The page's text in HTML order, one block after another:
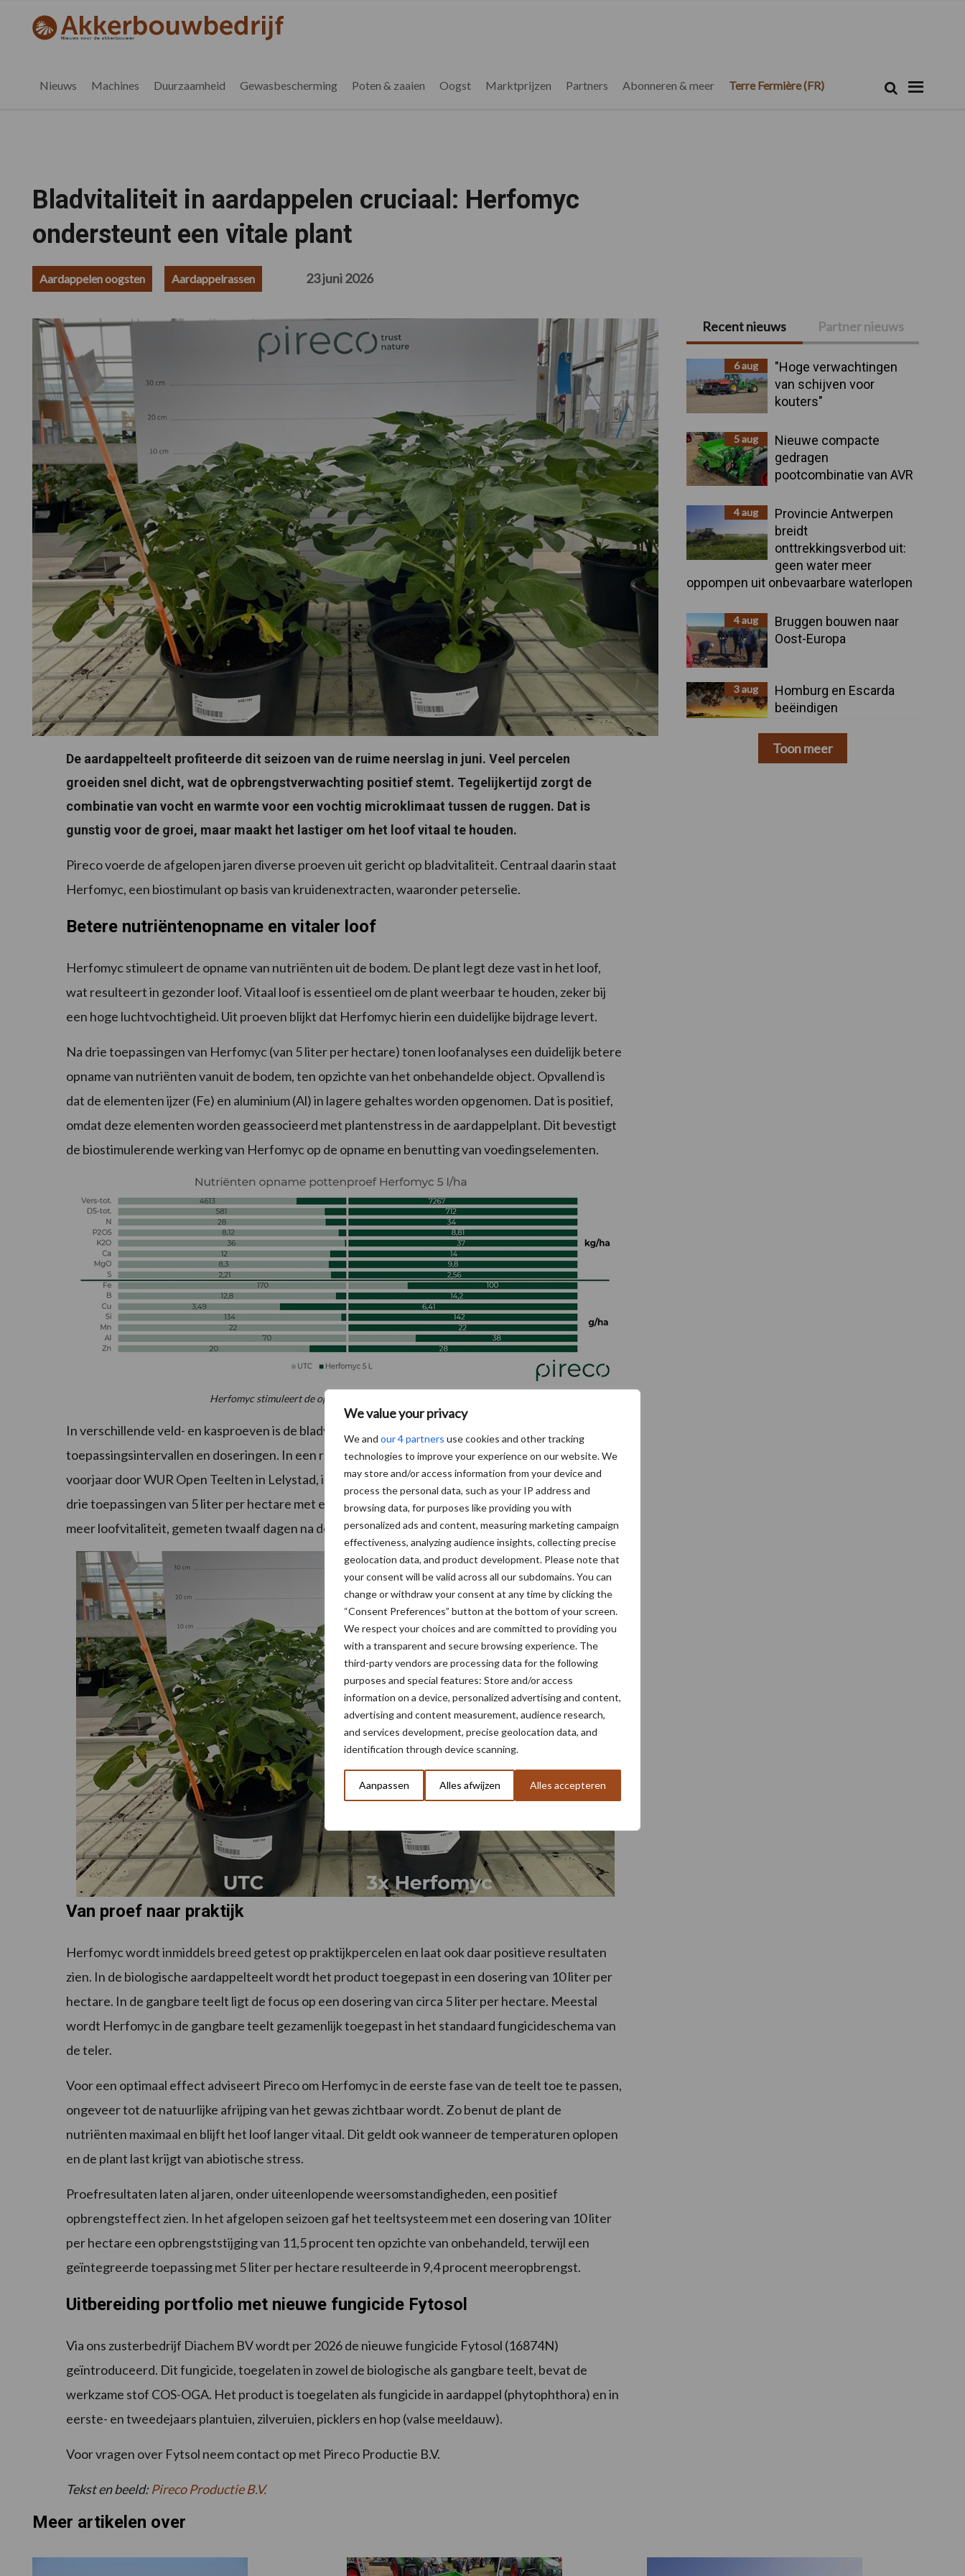
We value your privacy
We and our 4 partners use cookies and other tracking
technologies to improve your experience on our website. We
may store and/or access information from your device and
process the personal data, such as your IP address and
browsing data, for purposes like providing you with
personalized ads and content, measuring marketing campaign
effectiveness, analyzing audience insights, collecting precise
geolocation data, and product development. Please note that
your consent will be valid across all our subdomains. You can
change or withdraw your consent at any time by clicking the
“Consent Preferences” button at the bottom of your screen.
We respect your choices and are committed to providing you
with a transparent and secure browsing experience. The
third-party vendors are processing data for the following
purposes and special features: Store and/or access
information on a device, personalized advertising and content,
advertising and content measurement, audience research,
and services development, precise geolocation data, and
identification through device scanning.
Aanpassen Alles afwijzen Alles accepteren
hoofdnavigatie
eerste
voettekst
akkerbouwbedrijf.be
Nieuws
Nieuws Machines Duurzaamheid Gewasbescherming Poten & zaaien Oogst Marktprijzen Partners Abonneren & meer Terre Fermière (FR) Zoek
Bladvitaliteit in aardappelen cruciaal: Herfomyc
ondersteunt een vitale plant
Aardappelen oogsten Aardappelrassen 23 juni 2026
De aardappelteelt profiteerde dit seizoen van de ruime neerslag in juni. Veel percelen
groeiden snel dicht, wat de opbrengstverwachting positief stemt. Tegelijkertijd zorgt de
combinatie van vocht en warmte voor een vochtig microklimaat tussen de ruggen. Dat is
gunstig voor de groei, maar maakt het lastiger om het loof vitaal te houden.
Pireco voerde de afgelopen jaren diverse proeven uit gericht op bladvitaliteit. Centraal daarin staat
Herfomyc, een biostimulant op basis van kruidenextracten, waaronder peterselie.
Betere nutriëntenopname en vitaler loof
Herfomyc stimuleert de opname van nutriënten uit de bodem. De plant legt deze vast in het loof,
wat resulteert in gezonder loof. Vitaal loof is essentieel om de plant weerbaar te houden, zeker bij
een hoge luchtvochtigheid. Uit proeven blijkt dat Herfomyc hierin een duidelijke bijdrage levert.
Na drie toepassingen van Herfomyc (van 5 liter per hectare) tonen loofanalyses een duidelijk betere
opname van nutriënten vanuit de bodem, ten opzichte van het onbehandelde object. Opvallend is
dat de elementen ijzer (Fe) en aluminium (Al) in lagere gehaltes worden opgenomen. Dat is positief,
omdat deze elementen worden geassocieerd met plantenstress in de aardappelplant. Dit bevestigt
de biostimulerende werking van Herfomyc op de opname en benutting van voedingselementen.
Herfomyc stimuleert de opname van nutriënten uit de bodem.
In verschillende veld- en kasproeven is de bladvitaliteit gemonitord bij uiteenlopende
toepassingsintervallen en doseringen. In een recente kasproef van Pireco, uitgevoerd in het
voorjaar door WUR Open Teelten in Lelystad, is onder andere Herfomyc getest. Hieruit blijkt dat
drie toepassingen van 5 liter per hectare met een interval van vijf dagen resulteert in 85 procent
meer loofvitaliteit, gemeten twaalf dagen na de derde toepassing.
Van proef naar praktijk
Herfomyc wordt inmiddels breed getest op praktijkpercelen en laat ook daar positieve resultaten
zien. In de biologische aardappelteelt wordt het product toegepast in een dosering van 10 liter per
hectare. In de gangbare teelt ligt de focus op een dosering van circa 5 liter per hectare. Meestal
wordt Herfomyc in de gangbare teelt gezamenlijk toegepast in het standaard fungicideschema van
de teler.
Voor een optimaal effect adviseert Pireco om Herfomyc in de eerste fase van de teelt toe te passen,
ongeveer tot de natuurlijke afrijping van het gewas zichtbaar wordt. Zo benut de plant de
nutriënten maximaal en blijft het loof langer vitaal. Dit geldt ook wanneer de temperaturen oplopen
en de plant last krijgt van abiotische stress.
Proefresultaten laten al jaren, onder uiteenlopende weersomstandigheden, een positief
opbrengsteffect zien. In het afgelopen seizoen gaf het teeltsysteem met een dosering van 10 liter
per hectare een opbrengststijging van 11,5 procent ten opzichte van onbehandeld, terwijl een
geïntegreerde toepassing met 5 liter per hectare resulteerde in 9,4 procent meeropbrengst.
Uitbereiding portfolio met nieuwe fungicide Fytosol
Via ons zusterbedrijf Diachem BV wordt per 2026 de nieuwe fungicide Fytosol (16874N)
geïntroduceerd. Dit fungicide, toegelaten in zowel de biologische als gangbare teelt, bevat de
werkzame stof COS-OGA. Het product is toegelaten als fungicide in aardappel (phytophthora) en in
eerste- en tweedejaars plantuien, zilveruien, picklers en hop (valse meeldauw).
Voor vragen over Fytsol neem contact op met Pireco Productie B.V.
Tekst en beeld:Pireco Productie B.V.
Primaire
Sidebar
Recent nieuws Partner nieuws
6 aug
"Hoge verwachtingen
van schijven voor
kouters"
5 aug
Nieuwe compacte
gedragen
pootcombinatie van AVR
4 aug
Provincie Antwerpen
breidt
onttrekkingsverbod uit:
geen water meer
oppompen uit onbevaarbare waterlopen
4 aug
Bruggen bouwen naar
Oost-Europa
3 aug
Homburg en Escarda
beëindigen
Toon meer
Meer artikelen over